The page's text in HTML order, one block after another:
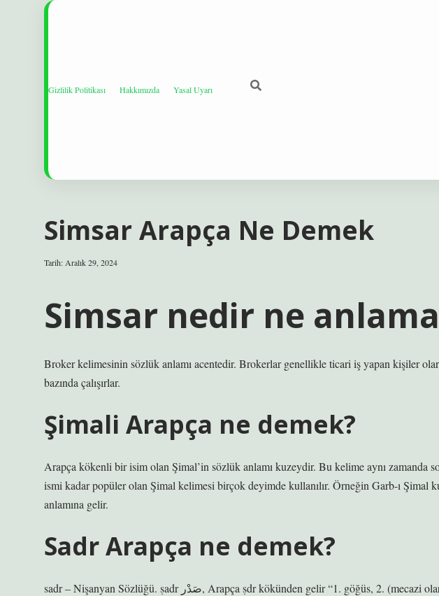
Gizlilik Politikası Hakkımızda Yasal Uyarı
Simsar Arapça Ne Demek
Tarih: Aralık 29, 2024
Simsar nedir ne
Broker kelimesinin sözlük anlamı acentedir. Brokerlar genellikle ticari iş yapan kişiler
bazında çalışırlar.
Şimali Arapça ne demek?
Arapça kökenli bir isim olan Şimal’in sözlük anlamı kuzeydir. Bu kelime aynı zamanda
ismi kadar popüler olan Şimal kelimesi birçok deyimde kullanılır. Örneğin Garb-ı Şimal
anlamına gelir.
Sadr Arapça ne demek?
sadr – Nişanyan Sözlüğü. ṣadr صَدْر, Arapça ṣdr kökünden gelir “1. göğüs, 2. (mecazi olarak) bir şeyin başı, su kaynağı, meclisin